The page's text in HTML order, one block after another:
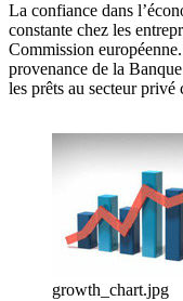
La confiance dans
constante chez les
Commission
provenance de la
les prêts au secteur privé
growth_chart.jpg